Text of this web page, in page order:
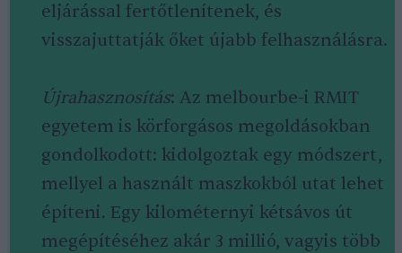
eljárással fertőtlenítenek, és
visszajuttatják őket újabb felhasználásra.
Újrahasznosítás: Az melbourbe-i RMIT
egyetem is körforgásos megoldásokban
gondolkodott: kidolgoztak egy módszert,
mellyel a használt maszkokból utat lehet
építeni. Egy kilométernyi kétsávos út
megépítéséhez akár 3 millió, vagyis több